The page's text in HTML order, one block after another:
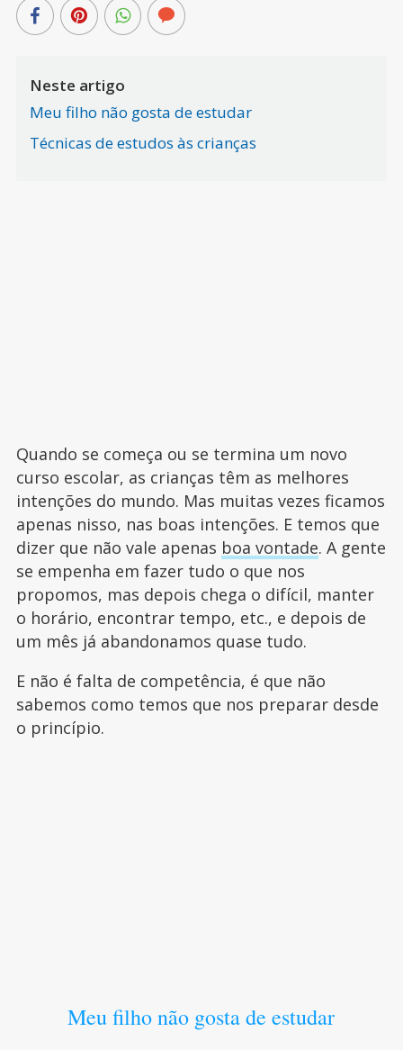
Neste artigo
Meu filho não gosta de estudar
Técnicas de estudos às crianças
Quando se começa ou se termina um novo
curso escolar, as crianças têm as melhores
intenções do mundo. Mas muitas vezes ficamos
apenas nisso, nas boas intenções. E temos que
dizer que não vale apenas boa vontade. A gente
se empenha em fazer tudo o que nos
propomos, mas depois chega o difícil, manter
o horário, encontrar tempo, etc., e depois de
um mês já abandonamos quase tudo.
E não é falta de competência, é que não
sabemos como temos que nos preparar desde
o princípio.
Meu filho não gosta de estudar